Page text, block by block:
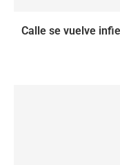
Calle se vuelve